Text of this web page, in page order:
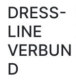
DRESS-
LINE
VERBUN
D